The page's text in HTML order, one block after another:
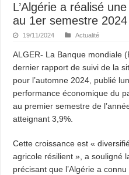
L’Algérie a réalisé
au 1er semestre
19/11/2024 Actualité
ALGER- La Banque mondiale
dernier rapport de suivi de la
pour l’automne 2024, publié
performance économique du
au premier semestre de
atteignant 3,9%.
Cette croissance est «
agricole résilient », a souligné
précisant que l’Algérie a